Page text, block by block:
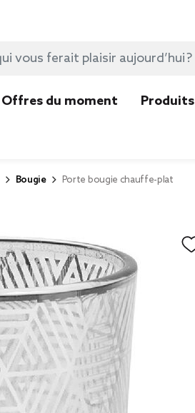
Offres du moment Produits
Bougie Porte bougie chauffe-plat